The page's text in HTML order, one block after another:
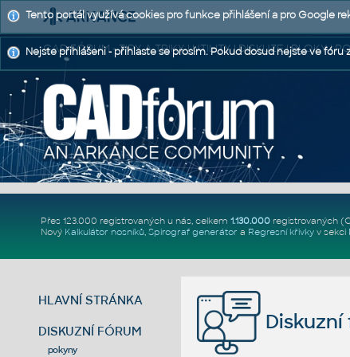
CAD FÓRUM - TIPY A TRIKY | UTILITY | DISKUZE | BLOKY |
Přes 123.000 registrovaných u nás, celkem 1.130.000registrovaných
Nový Kalkulátor nosníků, Spirograf generátor a Regresní křivkyv sekci
HLAVNÍ STRÁNKA
DISKUZNÍ FÓRUM
pokyny
Diskuzní
Tento portál využívá cookies pro funkce přihlášení a pro Google
Nejste přihlášeni - přihlaste se prosím. Pokud dosud nejste ve fóru